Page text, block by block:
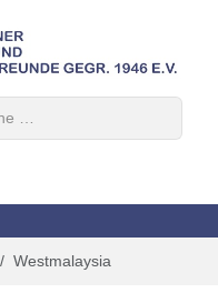
Westmalaysia